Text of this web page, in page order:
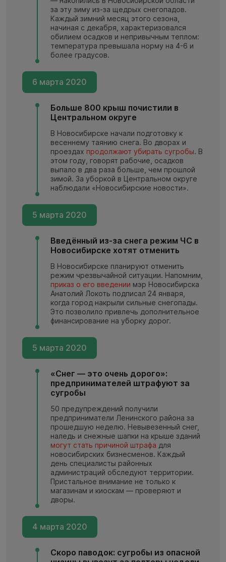
за эту зиму из-за щедрых снегопадов.
Каждый зимний месяц этого сезона,
начиная с декабря, характеризовался
обилием осадков и непривычным теплом:
температура превышала норму на 4-6 и
более градусов.
6 марта 2020
Больше 800 крыш почистили в
Центральном округе
В Новосибирске начали подготовку к
весеннему таянию снега. Во дворах и
проездах продолжают убирать сугробы. В
этом году, говорят рабочие, осадков
выпало в два раза больше, чем прошлой
зимой. За уборкой в Центральном округе
наблюдали «Новосибирские новости».
5 марта 2020
Введённый из-за снега режим ЧС в
Новосибирске хотят отменить
В Новосибирске планируют отменить
режим чрезвычайной ситуации. Напомним,
приказ о его введении мэр Новосибирска
Анатолий Локоть подписал 24 января,
когда город накрыли сильные снегопады.
Это позволило привлечь дополнительное
финансирование на уборку дорог.
5 марта 2020
«Снег — это очень дорого»:
предпринимателей штрафуют за
сугробы
50 предупреждений получили
предприниматели Ленинского района за
прошедшую неделю. Невывезенный снег,
наледь и снежные шапки на крыше зданий
могут стать причиной штрафа для
новосибирских бизнесменов. Каждый
день специалисты районных
администраций обследуют территории.
Пристальное внимание не только к
магазинам и киоскам — проверяют и
дворы.
4 марта 2020
Скоро паводок: сугробы из опасной